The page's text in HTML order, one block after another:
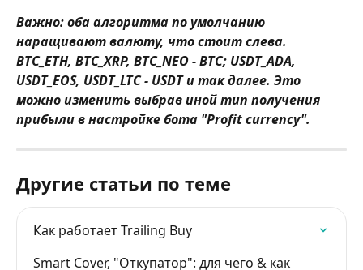
Важно:оба алгоритма по умолчанию
наращивают валюту, что стоит слева.
BTC_ETH, BTC_XRP, BTC_NEO - BTC; USDT_ADA,
USDT_EOS, USDT_LTC - USDT и так далее. Это
можно изменить выбрав иной тип получения
прибыли в настройке бота "Profit currency".
Другие статьи по теме
Как работает Trailing Buy
Smart Cover, "Откупатор": для чего & как